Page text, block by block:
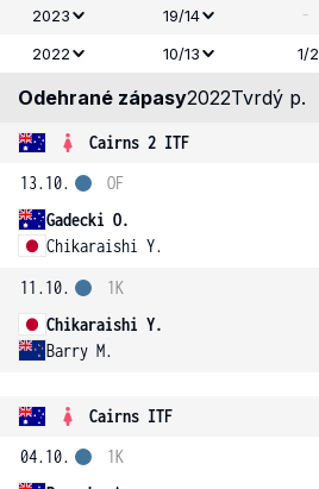
2023
19/14 -
2022
10/13 1/2
Odehrané zápasy2022Tvrdý p.
Cairns 2 ITF
13.10.
Gadecki O.
Chikaraishi Y.
OF
11.10.
Chikaraishi Y.
Barry M.
1K
Cairns ITF
04.10.
1K